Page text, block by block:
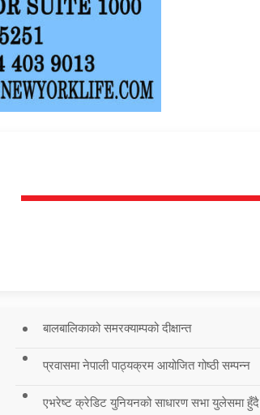
बालबालिकाको समरक्याम्पको दीक्षान्त
प्रवासमा नेपाली पाठ्यक्रम आयोजित गोष्ठी सम्पन्न
एभरेष्ट क्रेडिट युनियनको साधारण सभा युलेसमा हुँदै